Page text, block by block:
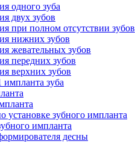
одного зуба
двух зубов
при полном отсутствии зубов
нижних зубов
жевательных зубов
передних зубов
верхних зубов
импланта зуба
установке зубного импланта
импланта
десны